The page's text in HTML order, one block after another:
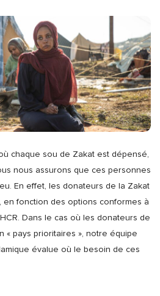
chaque sou de Zakat est dépensé,
nous assurons que ces personnes
En effet, les donateurs de la Zakat
en fonction des options conformes à
Dans le cas où les donateurs de
« pays prioritaires », notre équipe
évalue où le besoin de ces